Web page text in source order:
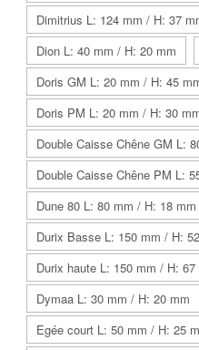
Dimitrius L: 124 mm / H: 37
Dion L: 40 mm / H: 20 mm
Doris GM L: 20 mm / H: 45
Doris PM L: 20 mm / H: 30
Double Caisse Chêne GM L:
Double Caisse Chêne PM L:
Dune 80 L: 80 mm / H: 18 mm
Durix Basse L: 150 mm / H:
Durix haute L: 150 mm / H: 67
Dymaa L: 30 mm / H: 20 mm
Egée court L: 50 mm / H: 25